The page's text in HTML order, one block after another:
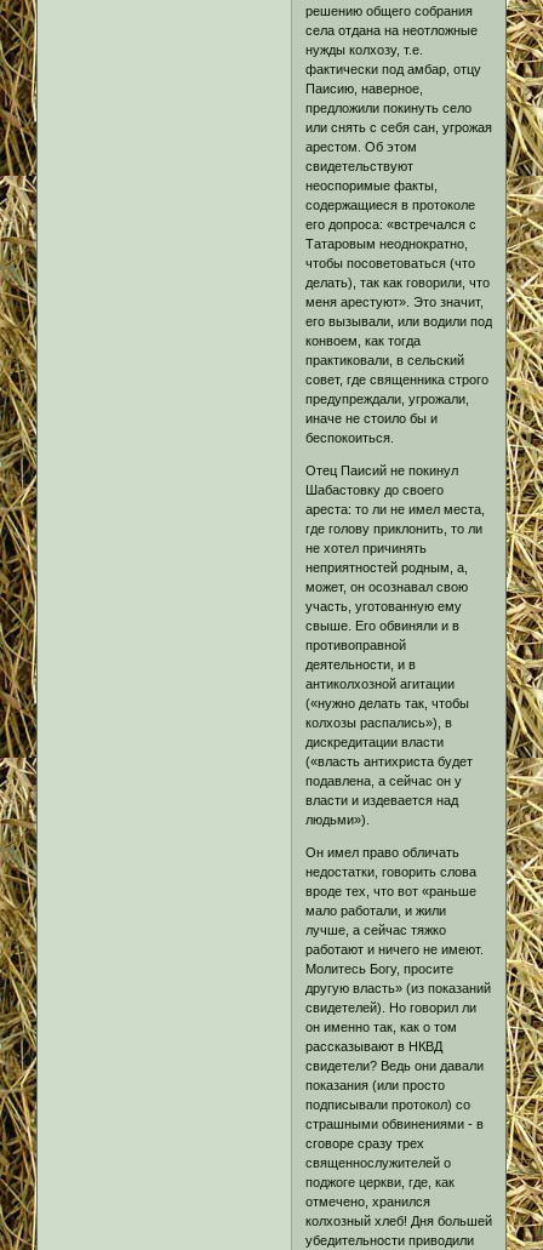
решению общего собрания
села отдана на неотложные
нужды колхозу, т.е.
фактически под амбар, отцу
Паисию, наверное,
предложили покинуть село
или снять с себя сан, угрожая
арестом. Об этом
свидетельствуют
неоспоримые факты,
содержащиеся в протоколе
его допроса: «встречался с
Татаровым неоднократно,
чтобы посоветоваться (что
делать), так как говорили, что
меня арестуют». Это значит,
его вызывали, или водили под
конвоем, как тогда
практиковали, в сельский
совет, где священника строго
предупреждали, угрожали,
иначе не стоило бы и
беспокоиться.
Отец Паисий не покинул
Шабастовку до своего
ареста: то ли не имел места,
где голову приклонить, то ли
не хотел причинять
неприятностей родным, а,
может, он осознавал свою
участь, уготованную ему
свыше. Его обвиняли и в
противоправной
деятельности, и в
антиколхозной агитации
(«нужно делать так, чтобы
колхозы распались»), в
дискредитации власти
(«власть антихриста будет
подавлена, а сейчас он у
власти и издевается над
людьми»).
Он имел право обличать
недостатки, говорить слова
вроде тех, что вот «раньше
мало работали, и жили
лучше, а сейчас тяжко
работают и ничего не имеют.
Молитесь Богу, просите
другую власть» (из показаний
свидетелей). Но говорил ли
он именно так, как о том
рассказывают в НКВД
свидетели? Ведь они давали
показания (или просто
подписывали протокол) со
страшными обвинениями - в
сговоре сразу трех
священнослужителей о
поджоге церкви, где, как
отмечено, хранился
колхозный хлеб! Дня большей
убедительности приводили